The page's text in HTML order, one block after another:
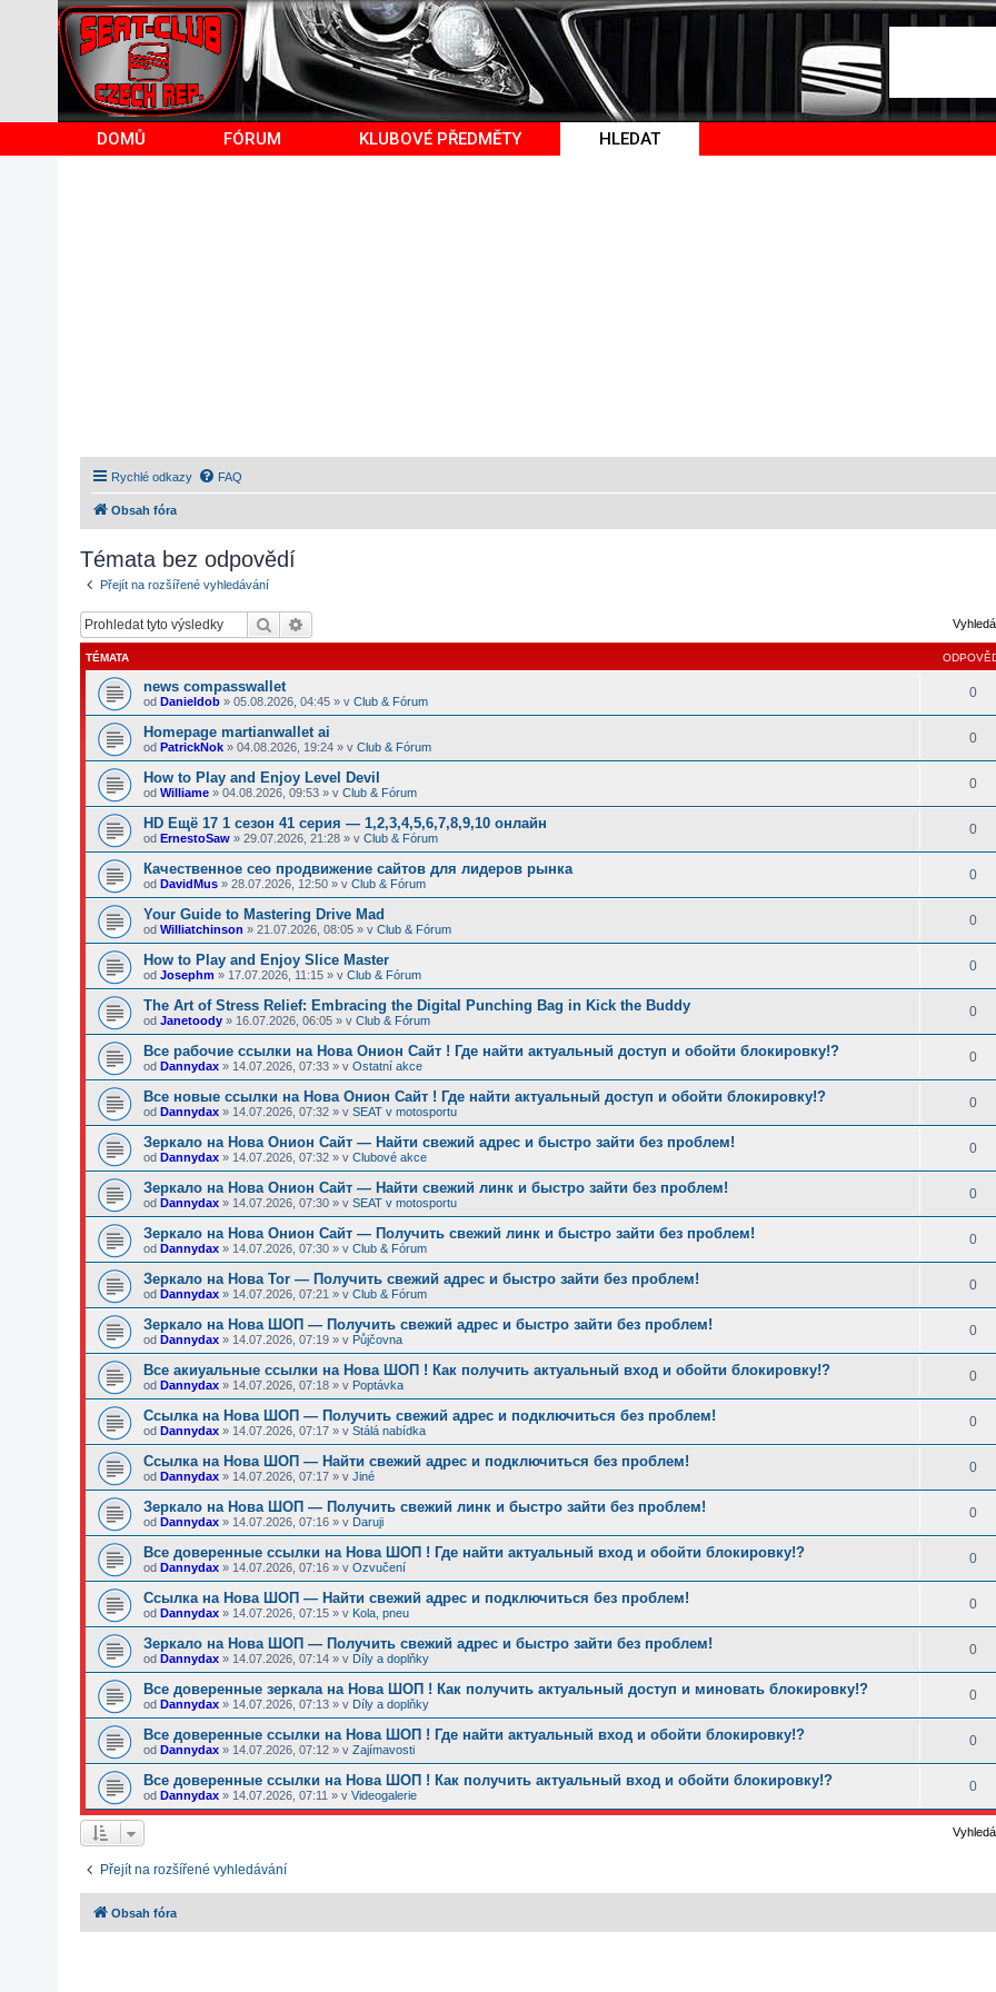
DOMŮ FÓRUM KLUBOVÉ PŘEDMĚTY HLEDAT
Rychlé odkazy FAQ
Obsah fóra
Témata bez odpovědí
Přejít na rozšířené vyhledávání
Hledat
TÉMATA
news compasswallet
od Danieldob » 05.08.2026, 04:45 » v Club & Fórum
0
Homepage martianwallet ai
od PatrickNok » 04.08.2026, 19:24 » v Club & Fórum
0
How to Play and Enjoy Level Devil
od Williame » 04.08.2026, 09:53 » v Club & Fórum
0
HD Ещё 17 1 сезон 41 серия — 1,2,3,4,5,6,7,8,9,10 онлайн
od ErnestoSaw » 29.07.2026, 21:28 » v Club & Fórum
0
Качественное сео продвижение сайтов для лидеров рынка
od DavidMus » 28.07.2026, 12:50 » v Club & Fórum
0
Your Guide to Mastering Drive Mad
od Williatchinson » 21.07.2026, 08:05 » v Club & Fórum
0
How to Play and Enjoy Slice Master
od Josephm » 17.07.2026, 11:15 » v Club & Fórum
0
The Art of Stress Relief: Embracing the Digital Punching Bag in Kick the Buddy
od Janetoody » 16.07.2026, 06:05 » v Club & Fórum
0
Все рабочие ссылки на Нова Онион Сайт ! Где найти актуальный доступ и обойти блокировку!?
od Dannydax » 14.07.2026, 07:33 » v Ostatní akce
0
Все новые ссылки на Нова Онион Сайт ! Где найти актуальный доступ и обойти блокировку!?
od Dannydax » 14.07.2026, 07:32 » v SEAT v motosportu
0
Зеркало на Нова Онион Сайт — Найти свежий адрес и быстро зайти без проблем!
od Dannydax » 14.07.2026, 07:32 » v Clubové akce
0
Зеркало на Нова Онион Сайт — Найти свежий линк и быстро зайти без проблем!
od Dannydax » 14.07.2026, 07:30 » v SEAT v motosportu
0
Зеркало на Нова Онион Сайт — Получить свежий линк и быстро зайти без проблем!
od Dannydax » 14.07.2026, 07:30 » v Club & Fórum
0
Зеркало на Нова Tor — Получить свежий адрес и быстро зайти без проблем!
od Dannydax » 14.07.2026, 07:21 » v Club & Fórum
0
Зеркало на Нова ШОП — Получить свежий адрес и быстро зайти без проблем!
od Dannydax » 14.07.2026, 07:19 » v Půjčovna
0
Все акиуальные ссылки на Нова ШОП ! Как получить актуальный вход и обойти блокировку!?
od Dannydax » 14.07.2026, 07:18 » v Poptávka
0
Ссылка на Нова ШОП — Получить свежий адрес и подключиться без проблем!
od Dannydax » 14.07.2026, 07:17 » v Stálá nabídka
0
Ссылка на Нова ШОП — Найти свежий адрес и подключиться без проблем!
od Dannydax » 14.07.2026, 07:17 » v Jiné
0
Зеркало на Нова ШОП — Получить свежий линк и быстро зайти без проблем!
od Dannydax » 14.07.2026, 07:16 » v Daruji
0
Все доверенные ссылки на Нова ШОП ! Где найти актуальный вход и обойти блокировку!?
od Dannydax » 14.07.2026, 07:16 » v Ozvučení
0
Ссылка на Нова ШОП — Найти свежий адрес и подключиться без проблем!
od Dannydax » 14.07.2026, 07:15 » v Kola, pneu
0
Зеркало на Нова ШОП — Получить свежий адрес и быстро зайти без проблем!
od Dannydax » 14.07.2026, 07:14 » v Díly a doplňky
0
Все доверенные зеркала на Нова ШОП ! Как получить актуальный доступ и миновать блокировку!?
od Dannydax » 14.07.2026, 07:13 » v Díly a doplňky
0
Все доверенные ссылки на Нова ШОП ! Где найти актуальный вход и обойти блокировку!?
od Dannydax » 14.07.2026, 07:12 » v Zajímavosti
0
Все доверенные ссылки на Нова ШОП ! Как получить актуальный вход и обойти блокировку!?
od Dannydax » 14.07.2026, 07:11 » v Videogalerie
0
Přejít na rozšířené vyhledávání
Obsah fóra